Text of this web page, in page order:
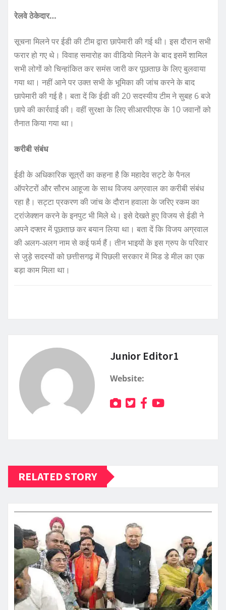
रेलवे ठेकेदार…
सूचना मिलने पर ईडी की टीम द्वारा छापेमारी की गई थी। इस दौरान सभी
फरार हो गए थे। विवाह समारोह का वीडियो मिलने के बाद इसमें शामिल
सभी लोगों को चिन्हांकित कर समंस जारी कर पूछताछ के लिए बुलवाया
गया था। नहीं आने पर उक्त सभी के भूमिका की जांच करने के बाद
छापेमारी की गई है। बता दें कि ईडी की 20 सदस्यीय टीम ने सुबह 6 बजे
छापे की कार्रवाई की। वहीं सुरक्षा के लिए सीआरपीएफ के 10 जवानों को
तैनात किया गया था।
करीबी संबंध
ईडी के अधिकारिक सूत्रों का कहना है कि महादेव सट्टे के पैनल
ऑपरेटरों और सौरभ आहूजा के साथ विजय अग्रवाल का करीबी संबंध
रहा है। सट्टा प्रकरण की जांच के दौरान हवाला के जरिए रकम का
ट्रांजेक्शन करने के इनपुट भी मिले थे। इसे देखते हुए विजय से ईडी ने
अपने दफ्तर में पूछताछ कर बयान लिया था। बता दें कि विजय अग्रवाल
की अलग-अलग नाम से कई फर्म हैं। तीन भाइयों के इस ग्रुप के परिवार
से जुड़े सदस्यों को छत्तीसगढ़ में पिछली सरकार में मिड डे मील का एक
बड़ा काम मिला था।
Junior Editor1
Website:
RELATED STORY